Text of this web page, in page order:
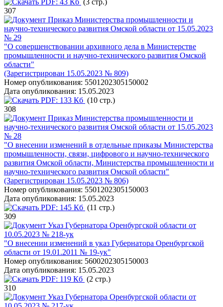
PDF: 43 Кб (3 стр.)
307
Приказ Министерства промышленности и
научно-технического развития Омской области от 15.05.2023
№ 29
"О совершенствовании архивного дела в Министерстве
промышленности и научно-технического развития Омской
области"
(Зарегистрирован 15.05.2023 № 809)
Номер опубликования: 5501202305150002
Дата опубликования: 15.05.2023
PDF: 133 Кб (10 стр.)
308
Приказ Министерства промышленности и
научно-технического развития Омской области от 15.05.2023
№ 28
"О внесении изменений в отдельные приказы Министерства
промышленности, связи, цифрового и научно-технического
развития Омской области, Министерства промышленности и
научно-технического развития Омской области"
(Зарегистрирован 15.05.2023 № 806)
Номер опубликования: 5501202305150003
Дата опубликования: 15.05.2023
PDF: 145 Кб (11 стр.)
309
Указ Губернатора Оренбургской области от
10.05.2023 № 218-ук
"О внесении изменений в указ Губернатора Оренбургской
области от 19.01.2011 № 19-ук"
Номер опубликования: 5600202305150003
Дата опубликования: 15.05.2023
PDF: 119 Кб (2 стр.)
310
Указ Губернатора Оренбургской области от